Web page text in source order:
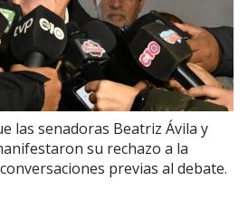
las senadoras Beatriz Ávila y
su rechazo a la
previas al debate.